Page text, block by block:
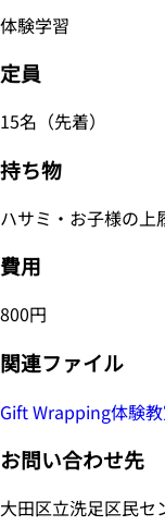
体験学習
定員
15名（先着）
持ち物
ハサミ・お子様の上
費用
800円
関連ファイル
Gift Wrapping体験
お問い合わせ先
大田区立洗足区民セ